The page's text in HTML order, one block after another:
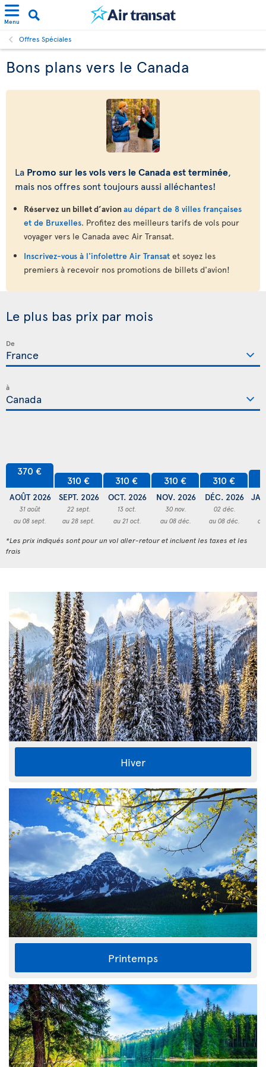
Menu
Offres Spéciales
Bons plans vers le Canada
La Promo sur les vols vers le Canada est terminée,
mais nos offres sont toujours aussi alléchantes!
Réservez un billet d’avionau départ de 8 villes françaises
et de Bruxelles. Profitez des meilleurs tarifs de vols pour
voyager vers le Canada avec Air Transat.
Inscrivez-vous à l'infolettre Air Transat et soyez les
premiers à recevoir nos promotions de billets d'avion!
Le plus bas prix par mois
De
à
370 €
AOÛT 2026
31 août
au 08 sept.
310 €
SEPT. 2026
22 sept.
au 28 sept.
310 €
OCT. 2026
13 oct.
au 21 oct.
310 €
NOV. 2026
30 nov.
au 08 déc.
310 €
DÉC. 2026
02 déc.
au 08 déc.
*Les prix indiqués sont pour un vol aller-retour et incluent les taxes et les
frais
Hiver
Printemps